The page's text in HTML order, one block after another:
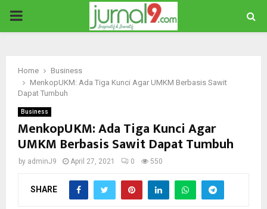
PRIMARY
Home
Business
MenkopUKM: Ada Tiga Kunci Agar UMKM Berbasis Sawit
Dapat Tumbuh
Business
MenkopUKM: Ada Tiga Kunci Agar
UMKM Berbasis Sawit Dapat Tumbuh
by adminJ9 April 27, 2021 0 550
SHARE